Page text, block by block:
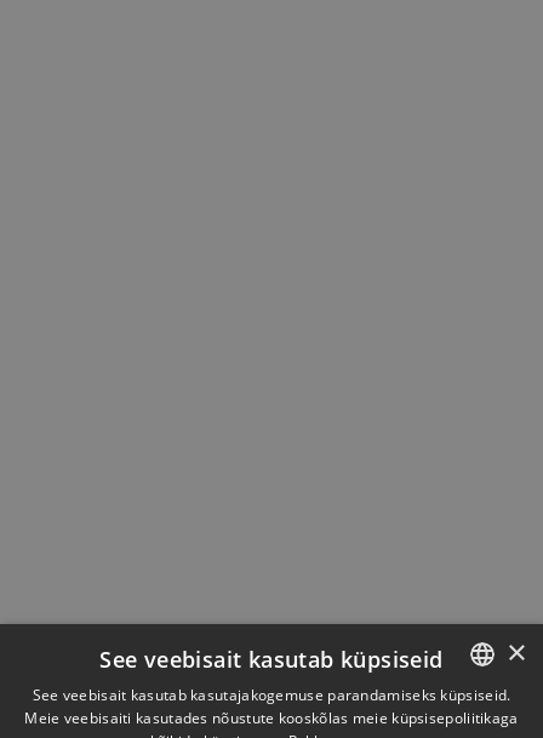
ESTONIAN
×
See veebisait kasutab küpsiseid
See veebisait kasutab kasutajakogemuse parandamiseks küpsiseid.
Meie veebisaiti kasutades nõustute kooskõlas meie küpsisepoliitikaga